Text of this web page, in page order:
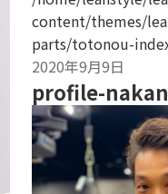
content/themes/
parts/totonou-
2020年9月9日
profile-